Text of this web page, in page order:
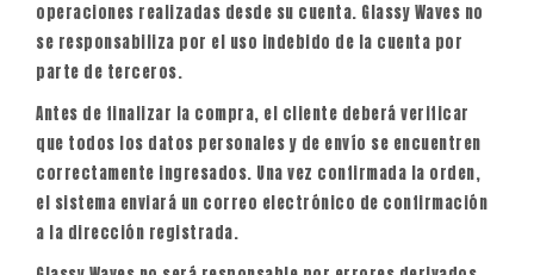
operaciones realizadas desde su cuenta. Glassy Waves no
se responsabiliza por el uso indebido de la cuenta por
parte de terceros.
Antes de finalizar la compra, el cliente deberá verificar
que todos los datos personales y de envío se encuentren
correctamente ingresados. Una vez confirmada la orden,
el sistema enviará un correo electrónico de confirmación
a la dirección registrada.